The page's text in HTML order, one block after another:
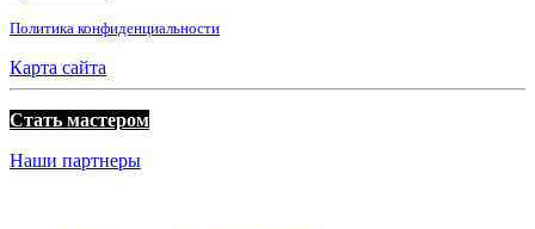
Политика конфиденциальности
Карта сайта
Стать мастером
Наши партнеры